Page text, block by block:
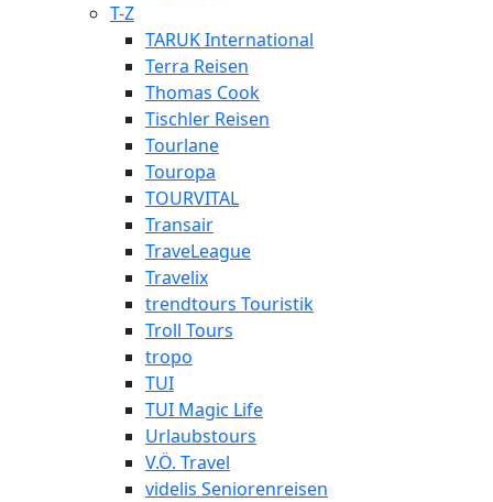
T-Z
TARUK International
Terra Reisen
Thomas Cook
Tischler Reisen
Tourlane
Touropa
TOURVITAL
Transair
TraveLeague
Travelix
trendtours Touristik
Troll Tours
tropo
TUI
TUI Magic Life
Urlaubstours
V.Ö. Travel
videlis Seniorenreisen